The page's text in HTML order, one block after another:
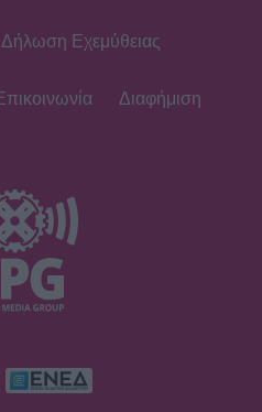
Δήλωση Εχεμύθειας
Διαφήμιση